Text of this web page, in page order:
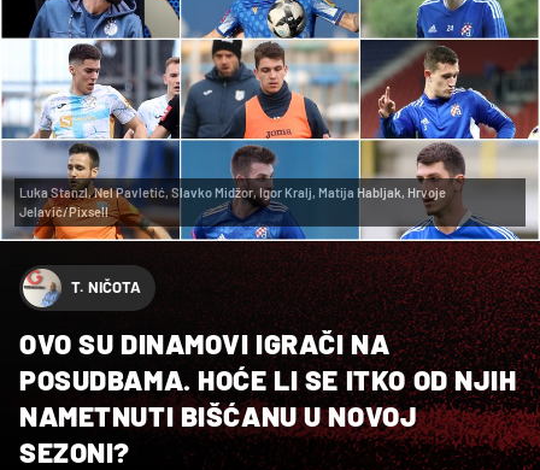
Luka Stanzl, Nel Pavletić, Slavko Midžor, Igor Kralj, Matija Habljak, Hrvoje
Jelavić/Pixsell
T. NIČOTA
OVO SU DINAMOVI IGRAČI NA
POSUDBAMA. HOĆE LI SE ITKO OD NJIH
NAMETNUTI BIŠĆANU U NOVOJ
SEZONI?